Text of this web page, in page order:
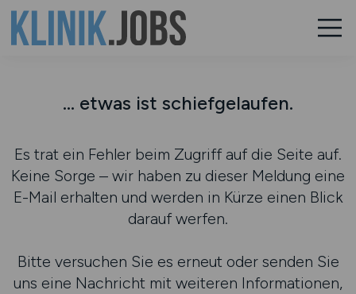
... etwas ist schiefgelaufen.
Es trat ein Fehler beim Zugriff auf die Seite auf.
Keine Sorge – wir haben zu dieser Meldung eine
E-Mail erhalten und werden in Kürze einen Blick
darauf werfen.
Bitte versuchen Sie es erneut oder senden Sie
uns eine Nachricht mit weiteren Informationen,